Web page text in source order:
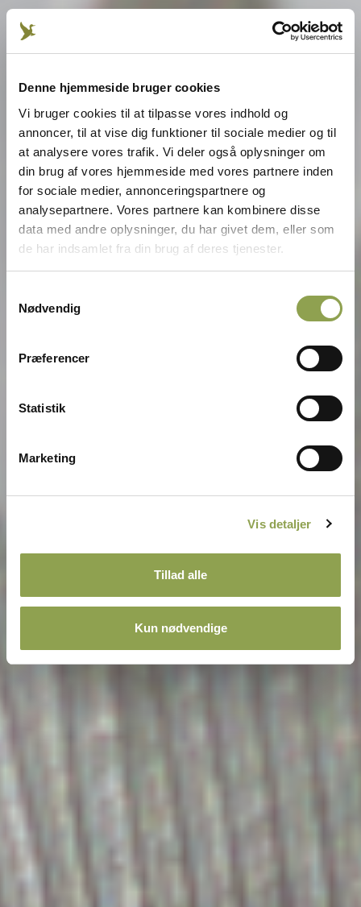
Denne hjemmeside bruger cookies
Vi bruger cookies til at tilpasse vores indhold og
annoncer, til at vise dig funktioner til sociale medier og til
at analysere vores trafik. Vi deler også oplysninger om
din brug af vores hjemmeside med vores partnere inden
for sociale medier, annonceringspartnere og
analysepartnere. Vores partnere kan kombinere disse
data med andre oplysninger, du har givet dem, eller som
de har indsamlet fra din brug af deres tjenester.
Nødvendig
Præferencer
Statistik
Marketing
Vis detaljer
Tillad alle
Kun nødvendige